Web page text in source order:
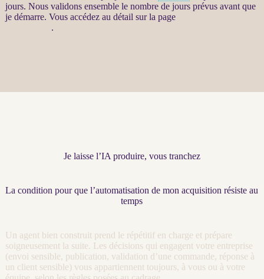
jours. Nous validons ensemble le nombre de jours prévus avant que
je démarre. Vous accédez au détail sur la page
.
Je laisse l’IA produire, vous tranchez
La condition pour que l’automatisation de mon acquisition résiste au
temps
Un agent bien construit prend le répétitif en charge et prépare
soigneusement la suite. Les décisions qui engagent votre entreprise
(envoi sensible, publication, validation d’une commande, réponse à
un client sensible) vous appartiennent toujours, à vous ou à votre